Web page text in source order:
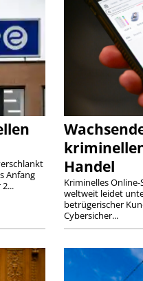
Anfang
Handel
Kriminelles
weltweit leidet
betrügerischer
Cybersicher...